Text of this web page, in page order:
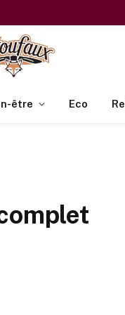
être Eco